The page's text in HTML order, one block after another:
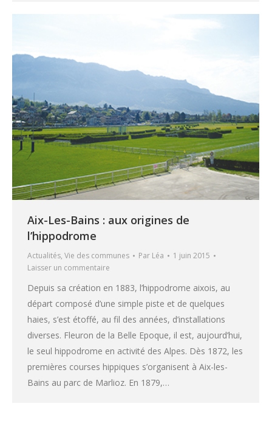
Aix-Les-Bains : aux origines de
l’hippodrome
Actualités, Vie des communes Par Léa
1 juin 2015
Laisser un commentaire
Depuis sa création en 1883, l’hippodrome aixois, au
départ composé d’une simple piste et de quelques
haies, s’est étoffé, au fil des années, d’installations
diverses. Fleuron de la Belle Epoque, il est, aujourd’hui,
le seul hippodrome en activité des Alpes. Dès 1872, les
premières courses hippiques s’organisent à Aix-les-
Bains au parc de Marlioz. En 1879,…